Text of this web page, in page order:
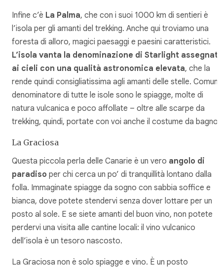
Infine c’è La Palma, che con i suoi 1000 km di sentieri è
l’isola per gli amanti del trekking. Anche qui troviamo una
foresta di alloro, magici paesaggi e paesini caratteristici.
L’isola vanta la denominazione di Starlight
ai cieli con una qualità astronomica elevata, che la
rende quindi consigliatissima agli amanti delle stelle.
denominatore di tutte le isole sono le spiagge, molte di
natura vulcanica e poco affollate – oltre alle scarpe da
trekking, quindi, portate con voi anche il costume da bagno!
La Graciosa
Questa piccola perla delle Canarie è un vero angolo di
paradiso per chi cerca un po’ di tranquillità lontano dalla
folla. Immaginate spiagge da sogno con sabbia soffice e
bianca, dove potete stendervi senza dover lottare per un
posto al sole. E se siete amanti del buon vino, non potete
perdervi una visita alle cantine locali: il vino vulcanico
dell’isola è un tesoro nascosto.
La Graciosa non è solo spiagge e vino. È un posto